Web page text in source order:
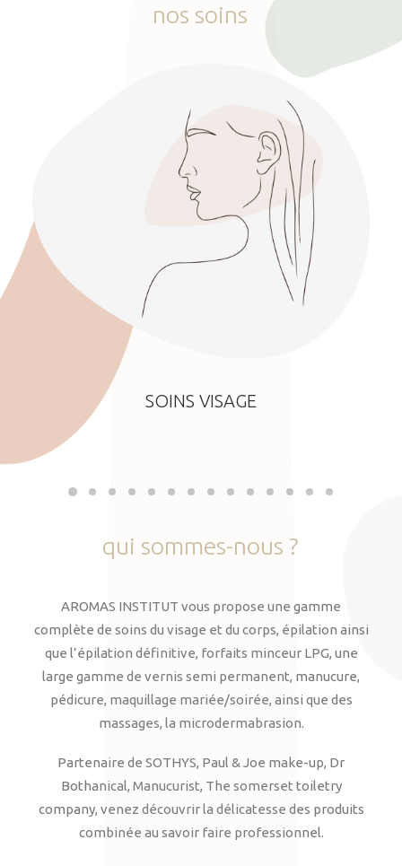
nos soins
SOINS VISAGE
qui sommes-nous ?
AROMAS INSTITUT vous propose une gamme
complète de soins du visage et du corps, épilation ainsi
que l’épilation définitive, forfaits minceur LPG, une
large gamme de vernis semi permanent, manucure,
pédicure, maquillage mariée/soirée, ainsi que des
massages, la microdermabrasion.
Partenaire de SOTHYS, Paul & Joe make-up, Dr
Bothanical, Manucurist, The somerset toiletry
company, venez découvrir la délicatesse des produits
combinée au savoir faire professionnel.